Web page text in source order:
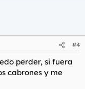
#4
perder, si fuera
cabrones y me